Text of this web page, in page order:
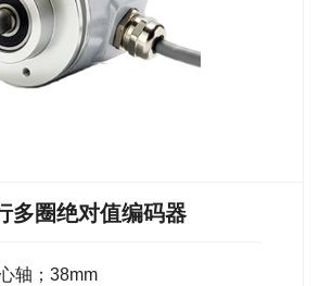
多圈绝对值编码器
轴；38mm